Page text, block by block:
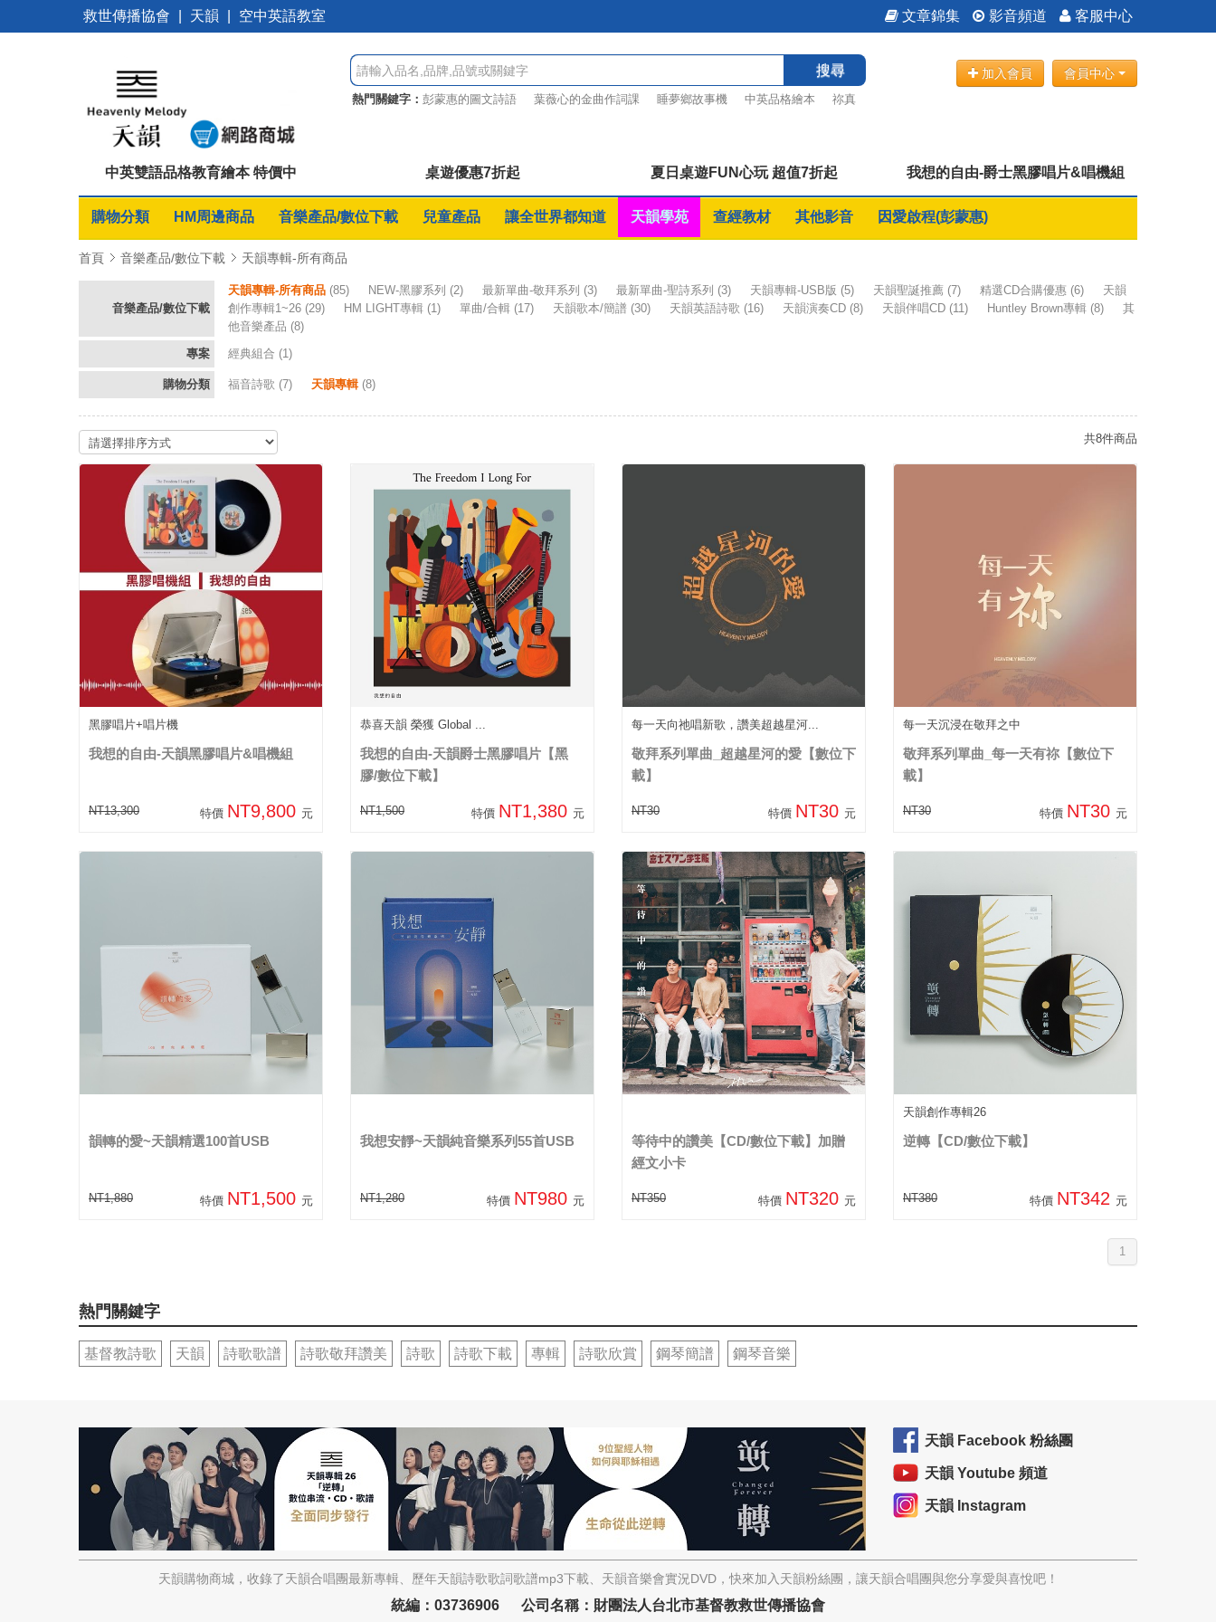
救世傳播協會 天韻 空中英語教室 文章錦集 影音頻道 客服中心
搜尋
熱門關鍵字： 彭蒙惠的圖文詩語 葉薇心的金曲作詞課 睡夢鄉故事機 中英品格繪本
祢真
加入會員 會員中心
中英雙語品格教育繪本 特價中 桌遊優惠7折起 夏日桌遊FUN心玩 超值7折起 我想的自由-爵士黑膠唱片&唱機組
購物分類 HM周邊商品 音樂產品/數位下載 兒童產品 讓全世界都知道 天韻學苑 查經教材 其他影音 因愛啟程(彭蒙惠)
首頁 音樂產品/數位下載 天韻專輯-所有商品
音樂產品/數位下載
天韻專輯-所有商品 (85) NEW-黑膠系列 (2) 最新單曲-敬拜系列 (3) 最新單曲-聖詩系列 (3) 天韻專輯-USB版 (5) 天韻聖誕推薦 (7) 精選CD合購優惠 (6)
天韻
創作專輯1~26 (29) HM LIGHT專輯 (1) 單曲/合輯 (17) 天韻歌本/簡譜 (30) 天韻英語詩歌 (16) 天韻演奏CD (8) 天韻伴唱CD (11) Huntley Brown專輯 (8)
其
他音樂產品 (8)
專案
經典組合 (1)
購物分類 福音詩歌 (7) 天韻專輯(8)
共8件商品
黑膠唱片+唱片機
我想的自由-天韻黑膠唱片&唱機組
NT13,300 特價 NT9,800 元
恭喜天韻 榮獲 Global ...
我想的自由-天韻爵士黑膠唱片【黑
膠/數位下載】
NT1,500 特價 NT1,380 元
每一天向祂唱新歌，讚美超越星河...
敬拜系列單曲_超越星河的愛【數位下
載】
NT30 特價 NT30 元
每一天沉浸在敬拜之中
敬拜系列單曲_每一天有祢【數位下
載】
NT30 特價 NT30 元
韻轉的愛~天韻精選100首USB
NT1,880 特價 NT1,500 元
我想安靜~天韻純音樂系列55首USB
NT1,280 特價 NT980 元
等待中的讚美【CD/數位下載】加贈
經文小卡
NT350 特價 NT320 元
天韻創作專輯26
逆轉【CD/數位下載】
NT380 特價 NT342 元
1
熱門關鍵字
基督教詩歌 天韻 詩歌歌譜 詩歌敬拜讚美 詩歌 詩歌下載 專輯 詩歌欣賞 鋼琴簡譜 鋼琴音樂
天韻 Facebook 粉絲團
天韻 Youtube 頻道
天韻 Instagram
天韻購物商城，收錄了天韻合唱團最新專輯、歷年天韻詩歌歌詞歌譜mp3下載、天韻音樂會實況DVD，快來加入天韻粉絲團，讓天韻合唱團與您分享愛與喜悅吧！
統編：03736906 公司名稱：財團法人台北市基督教救世傳播協會